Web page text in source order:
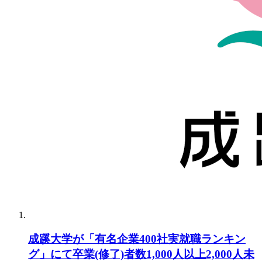
成蹊大学が「有名企業400社実就職ランキン
グ」にて卒業(修了)者数1,000人以上2,000人未